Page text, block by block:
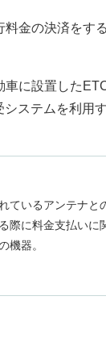
料金の決済をす
車に設置した
システムを利用
ているアンテナと
際に料金支払いに
機器。